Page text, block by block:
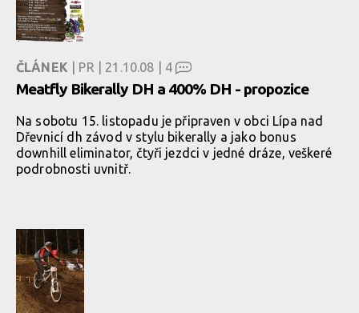
ČLÁNEK | PR | 21.10.08 | 4
Meatfly Bikerally DH a 400% DH - propozice
Na sobotu 15. listopadu je připraven v obci Lípa nad
Dřevnicí dh závod v stylu bikerally a jako bonus
downhill eliminator, čtyři jezdci v jedné dráze, veškeré
podrobnosti uvnitř.